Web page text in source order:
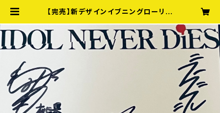
【完売】新デザインイブニングローリー
オマケ付きセット | 【セール】映画『ID
OL NEVER DiES』 DVD販売所（お
まけ付き）